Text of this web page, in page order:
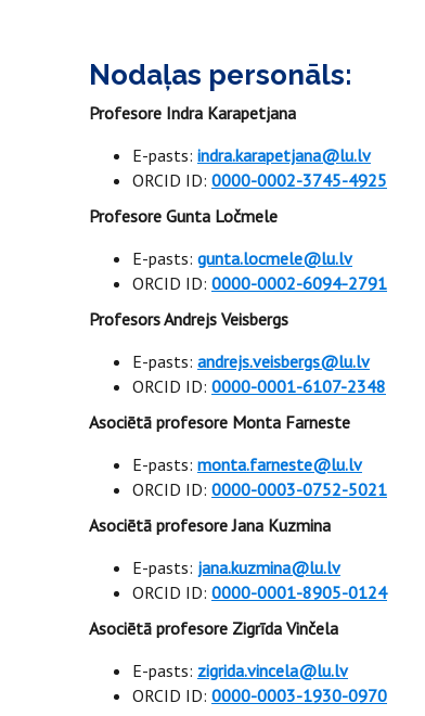
Nodaļas personāls:
Profesore Indra Karapetjana
E-pasts: indra.karapetjana@lu.lv
ORCID ID: 0000-0002-3745-4925
Profesore Gunta Ločmele
E-pasts: gunta.locmele@lu.lv
ORCID ID: 0000-0002-6094-2791
Profesors Andrejs Veisbergs
E-pasts: andrejs.veisbergs@lu.lv
ORCID ID: 0000-0001-6107-2348
Asociētā profesore Monta Farneste
E-pasts: monta.farneste@lu.lv
ORCID ID: 0000-0003-0752-5021
Asociētā profesore Jana Kuzmina
E-pasts: jana.kuzmina@lu.lv
ORCID ID: 0000-0001-8905-0124
Asociētā profesore Zigrīda Vinčela
E-pasts: zigrida.vincela@lu.lv
ORCID ID: 0000-0003-1930-0970